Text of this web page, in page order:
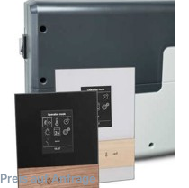
EOS EmoStyle Hi
- Finnisch + Bi-O
- Preis und
Lieferzeit nur
auf Anfrage
Innovative Saunasteuerung
zur Unterputzmontage in
der Saunakabine.
Preis auf Anfrage
nur auf